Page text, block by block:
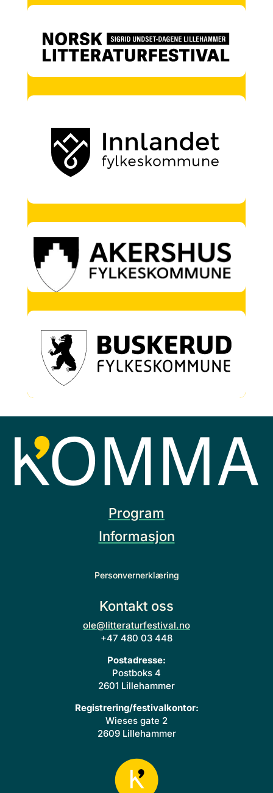
Program
Informasjon
Personvernerklæring
Kontakt oss
ole@litteraturfestival.no
+47 480 03 448
Postadresse:
Postboks 4
2601 Lillehammer
Registrering/festivalkontor:
Wieses gate 2
2609 Lillehammer